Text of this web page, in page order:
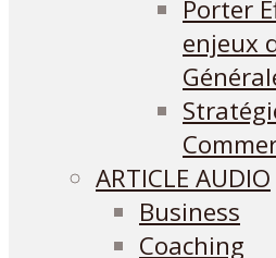
Porter
enjeux
ARTICLE AUDIO
Business
Coaching